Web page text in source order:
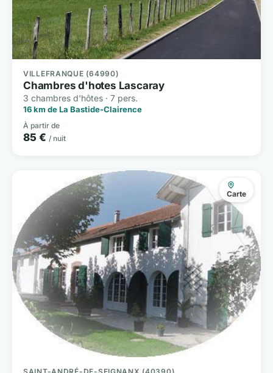
VILLEFRANQUE (64990)
Chambres d'hotes Lascaray
3 chambres d'hôtes · 7 pers.
16 km de La Bastide-Clairence
À partir de
85 € / nuit
Carte